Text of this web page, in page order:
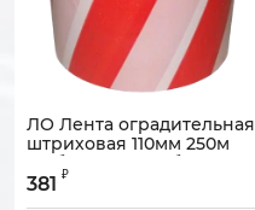
ЛО Лента оградительная
штриховая 110мм 250м
"Зебра", красно-белая
Артикул:
381 ₽